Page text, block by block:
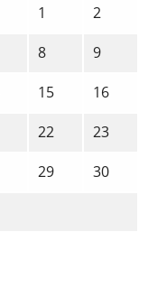
1
2
8
9
15
16
22
23
29
30